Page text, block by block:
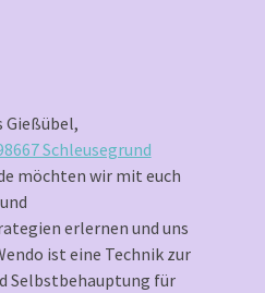
Gießübel,
Schleusegrund
möchten wir mit euch
erlernen und uns
ist eine Technik zur
Selbstbehauptung für